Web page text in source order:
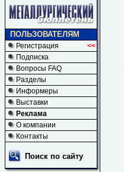
ПОЛЬЗОВАТЕЛЯМ
Регистрация
<<
Подписка
Вопросы FAQ
Разделы
Информеры
Выставки
Реклама
О компании
Контакты
Поиск по сайту